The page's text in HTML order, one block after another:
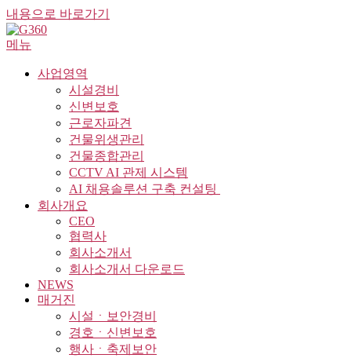
내용으로 바로가기
메뉴
사업영역
시설경비
신변보호
근로자파견
건물위생관리
건물종합관리
CCTV AI 관제 시스템
AI 채용솔루션 구축 컨설팅 ​
회사개요
CEO
협력사
회사소개서
회사소개서 다운로드
NEWS
매거진
시설ㆍ보안경비
경호ㆍ신변보호
행사ㆍ축제보안